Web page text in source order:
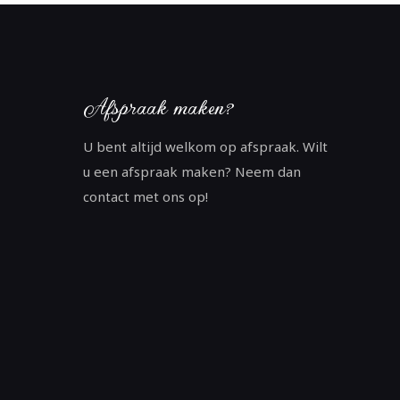
Afspraak maken?
U bent altijd welkom op afspraak. Wilt
u een afspraak maken? Neem dan
contact met ons op!